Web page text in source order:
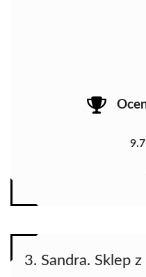
3. Sandra. Sklep